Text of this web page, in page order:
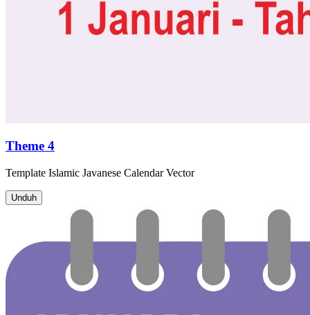
Theme 4
Template Islamic Javanese CalendarVector
Unduh